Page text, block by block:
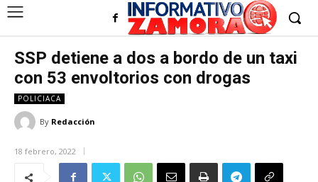
SSP detiene a dos a bordo de un taxi
con 53 envoltorios con drogas
POLICIACA
By Redacción
18 febrero, 2022